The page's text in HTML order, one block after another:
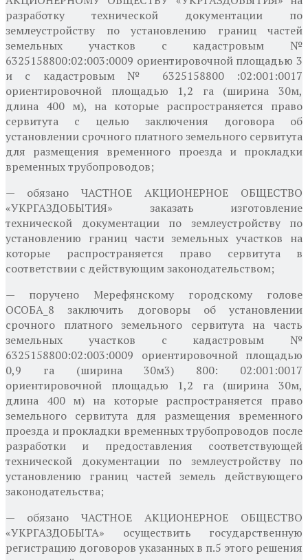
разработку технической документации по
землеустройству по установлению границ частей
земельных участков с кадастровым №
6325158800:02:003:0009 ориентировочной площадью 3
и с кадастровым № 6325158800 :02:001:0017
ориентировочной площадью 1,2 га (ширина 30м,
длина 400 м), на которые распространяется право
сервитута с целью заключения договора об
установлении срочного платного земельного сервитута
для размещения временного проезда и прокладки
временных трубопроводов;
— обязано ЧАСТНОЕ АКЦИОНЕРНОЕ ОБЩЕСТВО
«УКРГАЗДОБЫТИЯ» заказать изготовление
технической документации по землеустройству по
установлению границ части земельных участков на
которые распространяется право сервитута в
соответствии с действующим законодательством;
— поручено Мерефянскому городскому голове
ОСОБА_8 заключить договоры об установлении
срочного платного земельного сервитута на часть
земельных участков с кадастровым №
6325158800:02:003:0009 ориентировочной площадью
0,9 га (ширина 30м3) 800: 02:001:0017
ориентировочной площадью 1,2 га (ширина 30м,
длина 400 м) на которые распространяется право
земельного сервитута для размещения временного
проезда и прокладки временных трубопроводов после
разработки и предоставления соответствующей
технической документации по землеустройству по
установлению границ частей земель действующего
законодательства;
— обязано ЧАСТНОЕ АКЦИОНЕРНОЕ ОБЩЕСТВО
«УКРГАЗДОБЫТА» осуществить государственную
регистрацию договоров указанных в п.5 этого решения